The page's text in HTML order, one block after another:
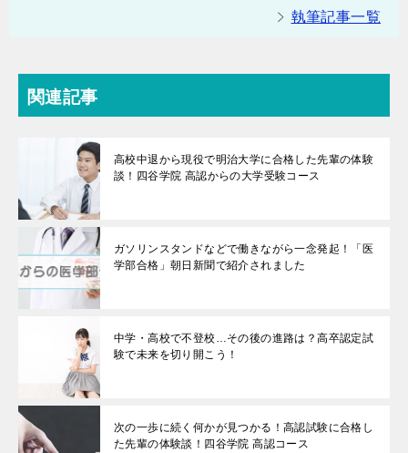
執筆記事一覧
関連記事
高校中退から現役で明治大学に合格した先輩の体験
談！四谷学院 高認からの大学受験コース
ガソリンスタンドなどで働きながら一念発起！「医
学部合格」朝日新聞で紹介されました
中学・高校で不登校…その後の進路は？高卒認定試
験で未来を切り開こう！
次の一歩に続く何かが見つかる！高認試験に合格し
た先輩の体験談！四谷学院 高認コース